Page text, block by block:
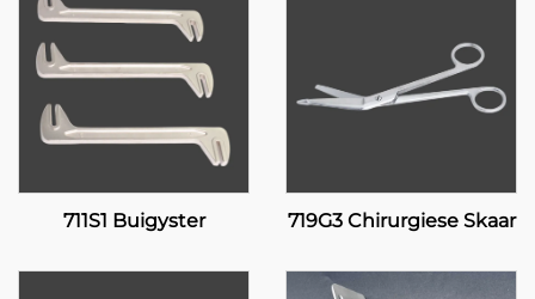
711S1 Buigyster 719G3 Chirurgiese Skaar